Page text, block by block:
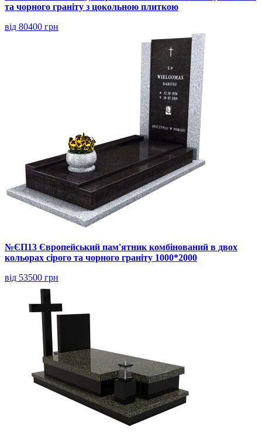
та чорного граніту з цокольною плиткою
від 80400 грн
№ЄП13 Європейський пам'ятник комбінований в двох
кольорах сірого та чорного граніту 1000*2000
від 53500 грн